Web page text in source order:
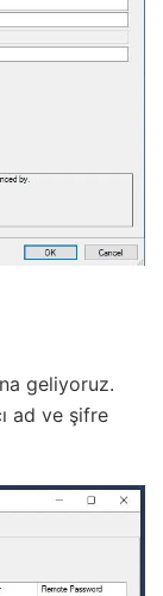
geliyoruz.
ad ve şifre